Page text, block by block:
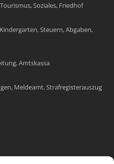
Soziales, Friedhof
Steuern, Abgaben,
Amtskassa
Meldeamt, Strafregisterauszug